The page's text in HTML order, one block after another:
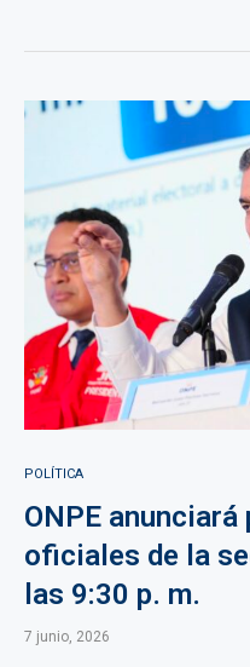
POLÍTICA
ONPE
oficiales de la
las 9:30 p. m.
7 junio, 2026